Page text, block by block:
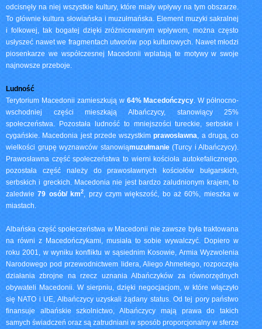
odcisnęły na niej wszystkie kultury, które miały wpływy na tym obszarze.
To głównie kultura słowiańska i muzułmańska. Element muzyki sakralnej
i folkowej, tak bogatej dzięki zróżnicowanym wpływom, można często
usłyszeć nawet we fragmentach utworów pop kulturowych. Nawet młodzi
piosenkarze we współczesnej Macedonii wplatają te motywy w swoje
najnowsze przeboje.
Ludność
Terytorium Macedonii zamieszkują w 64% Macedończycy. W północno-
wschodniej części mieszkają Albańczycy, stanowiący 25%
społeczeństwa. Pozostała ludność to mniejszości tureckie, serbskie i
cygańskie. Macedonia jest przede wszystkimprawosławna, a drugą, co
wielkości grupę wyznawców stanowiąmuzułmanie(Turcy i Albańczycy).
Prawosławna część społeczeństwa to wierni kościoła autokefalicznego,
pozostała część należy do prawosławnych kościołów bułgarskich,
serbskich i greckich. Macedonia nie jest bardzo zaludnionym krajem, to
zaledwie79 osób/ km2, przy czym większość, bo aż 60%, mieszka w
miastach.
Albańska część społeczeństwa w Macedonii nie zawsze była traktowana
na równi z Macedończykami, musiała to sobie wywalczyć. Dopiero w
roku 2001, w wyniku konfliktu w sąsiednim Kosowie, Armia Wyzwolenia
Narodowego pod przewodnictwem lidera, Aliego Ahmetiego, rozpoczęła
działania zbrojne na rzecz uznania Albańczyków za równorzędnych
obywateli Macedonii. W sierpniu, dzięki negocjacjom, w które włączyło
się NATO i UE, Albańczycy uzyskali żądany status. Od tej pory państwo
finansuje albańskie szkolnictwo, Albańczycy mają prawa do takich
samych świadczeń oraz są zatrudniani w sposób proporcjonalny w sferze